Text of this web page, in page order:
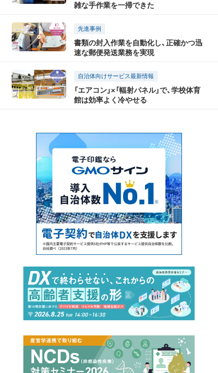
雑な手作業を一掃できた
先進事例
書類の封入作業を自動化し、正確かつ迅
速な郵便発送業務を実現
自治体向けサービス最新情報
「エアコン」×「輻射パネル」で、学校体育
館は効率よく冷やせる